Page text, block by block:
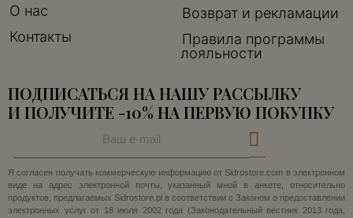
О нас
Контакты
Возврат и рекламации
Правила программы
лояльности
ПОДПИСАТЬСЯ НА НАШУ РАССЫЛКУ
И ПОЛУЧИТЕ -10% НА ПЕРВУЮ ПОКУПКУ
Я согласен получать коммерческую информацию от Sidrostore.com в электронном
виде на адрес электронной почты, указанный мной в анкете, относительно
продуктов, предлагаемых Sidrostore.pl в соответствии с Законом о предоставлении
электронных услуг от 18 июля 2002 года (Законодательный вестник 2013 года,